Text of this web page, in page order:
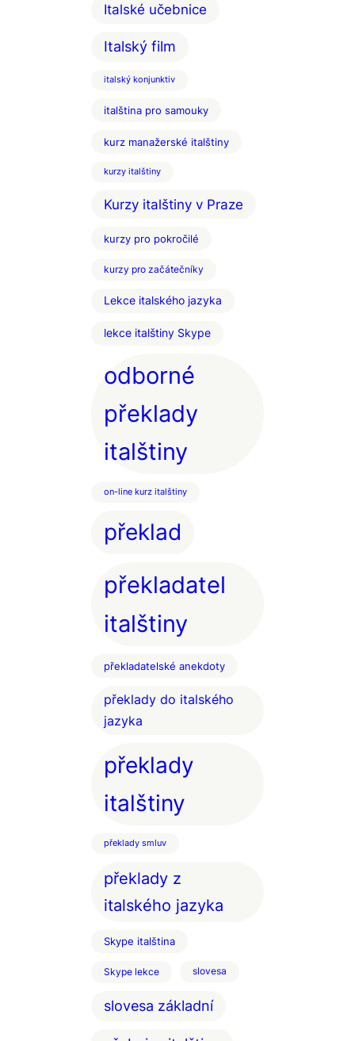
Italské učebnice
Italský film
italský konjunktiv
italština pro samouky
kurz manažerské italštiny
kurzy italštiny
Kurzy italštiny v Praze
kurzy pro pokročilé
kurzy pro začátečníky
Lekce italského jazyka
lekce italštiny Skype
odborné
překlady
italštiny
on-line kurz italštiny
překlad
překladatel
italštiny
překladatelské anekdoty
překlady do italského
jazyka
překlady
italštiny
překlady smluv
překlady z
italského jazyka
Skype italština
Skype lekce slovesa
slovesa základní